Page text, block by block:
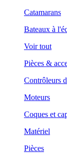
Catamarans
Bateaux à
Voir tout
Pièces &
Contrôleurs
Moteurs
Coques et
Matériel
Pièces